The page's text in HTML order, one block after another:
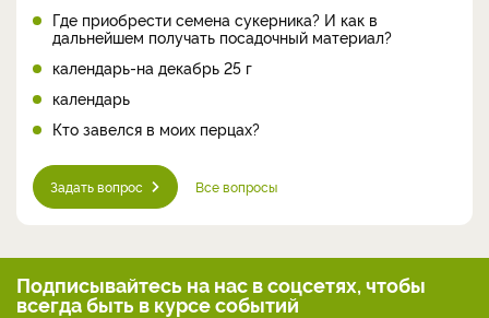
Где приобрести семена сукерника? И как в
дальнейшем получать посадочный материал?
календарь-на декабрь 25 г
календарь
Кто завелся в моих перцах?
Задать вопрос Все вопросы
Подписывайтесь на нас в соцсетях, чтобы
всегдабыть в курсе событий